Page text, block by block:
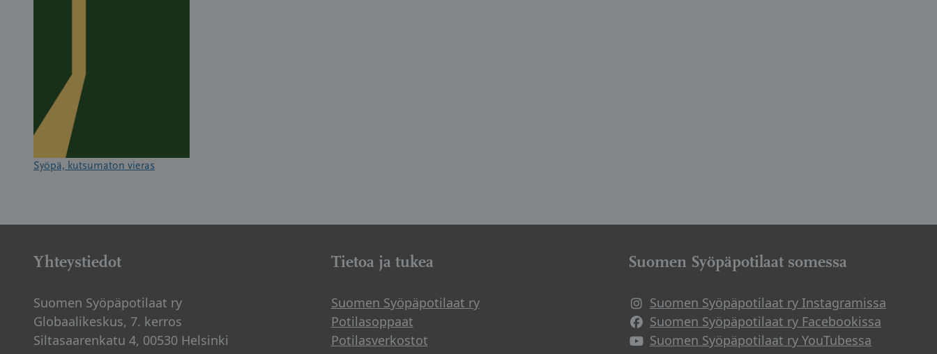
Syöpä, kutsumaton vieras
Yhteystiedot
Suomen Syöpäpotilaat ry
Globaalikeskus, 7. kerros
Siltasaarenkatu 4, 00530 Helsinki
Tietoa ja tukea
Suomen Syöpäpotilaat ry
Potilasoppaat
Potilasverkostot
Suomen Syöpäpotilaat somessa
Suomen Syöpäpotilaat ry Instagramissa
Suomen Syöpäpotilaat ry Facebookissa
Suomen Syöpäpotilaat ry YouTubessa